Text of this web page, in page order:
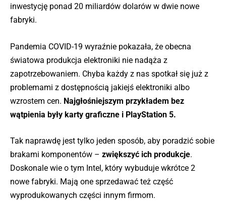
inwestycję ponad 20 miliardów dolarów w dwie nowe
fabryki.
Pandemia COVID-19 wyraźnie pokazała, że obecna
światowa produkcja elektroniki nie nadąża z
zapotrzebowaniem. Chyba każdy z nas spotkał się już z
problemami z dostępnością jakiejś elektroniki albo
wzrostem cen. Najgłośniejszym przykładem bez
wątpienia były karty graficzne i PlayStation 5.
Tak naprawdę jest tylko jeden sposób, aby poradzić sobie
brakami komponentów – zwiększyć ich produkcje.
Doskonale wie o tym Intel, który wybuduje wkrótce 2
nowe fabryki. Mają one sprzedawać też część
wyprodukowanych części innym firmom.